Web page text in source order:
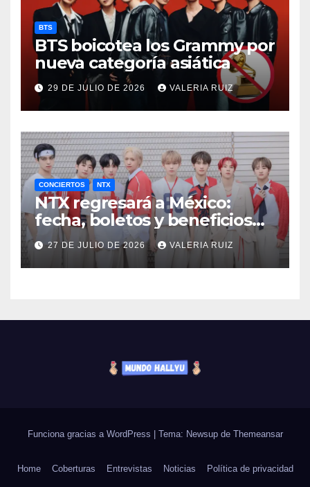
BTS
BTS boicotea los Grammy por
nueva categoría asiática
29 DE JULIO DE 2026 VALERIA RUIZ
CONCIERTOS NTX
NTX regresará a México:
fecha, boletos y beneficios
VIP
27 DE JULIO DE 2026 VALERIA RUIZ
Funciona gracias a WordPress Tema: Newsup de Themeansar
Home Coberturas Entrevistas Noticias Política de privacidad